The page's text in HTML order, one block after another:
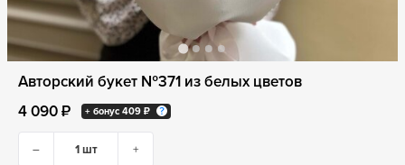
Авторский букет №371 из белых цветов
4 090 ₽
+ бонус 409 ₽
– +